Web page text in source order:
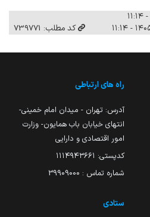
کد مطلب: 739771
راه های ارتباطی
آدرس: تهران - میدان امام خمینی-
انتهای خیابان باب همایون- وزارت
امور اقتصادی و دارایی
کدپستی: ۱۱۱۴۹۴۳۶۶۱
شماره تماس : 39909000
ستادی